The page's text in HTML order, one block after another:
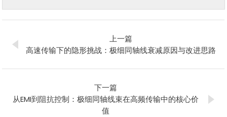
上一篇
高速传输下的隐形挑战：极细同轴线衰减原因与改进思路
下一篇
从EMI到阻抗控制：极细同轴线束在高频传输中的核心价
值